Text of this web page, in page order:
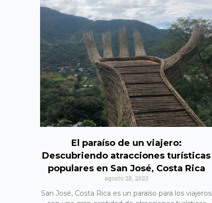
El paraíso de un viajero:
Descubriendo atracciones turísticas
populares en San José, Costa Rica
agosto 28, 2023
San José, Costa Rica es un paraíso para los viajeros